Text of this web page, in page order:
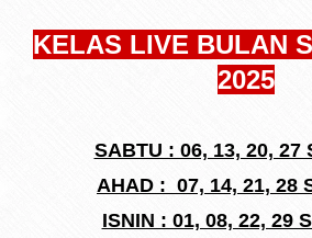
KELAS LIVE BULAN
2025
SABTU : 06, 13, 20, 27
AHAD : 07, 14, 21, 28
ISNIN : 01, 08, 22, 29